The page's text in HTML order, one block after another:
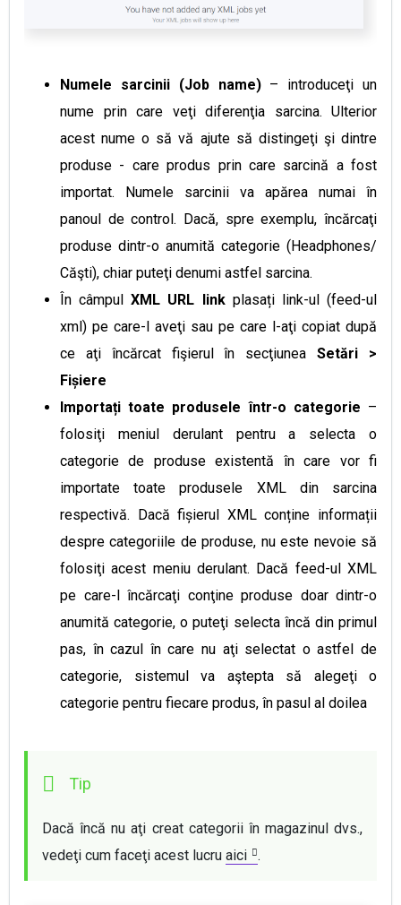
Numele sarcinii (Job name)– introduceţi un
nume prin care veţi diferenţia sarcina. Ulterior
acest nume o să vă ajute să distingeţi şi dintre
produse - care produs prin care sarcină a fost
importat. Numele sarcinii va apărea numai în
panoul de control. Dacă, spre exemplu, încărcaţi
produse dintr-o anumită categorie (Headphones/
Căşti), chiar puteţi denumi astfel sarcina.
În câmpul
XML URL linkplasați link-ul (feed-ul
xml) pe care-l aveţi sau pe care l-aţi copiat după
ce aţi încărcat fişierul în secţiuneaSetări >
Fișiere
Importați toate produsele într-o categorie –
folosiţi meniul derulant pentru a selecta o
categorie de produse existentă în care vor fi
importate toate produsele XML din sarcina
respectivă. Dacă fișierul XML conține informații
despre categoriile de produse, nu este nevoie să
folosiţi acest meniu derulant. Dacă feed-ul XML
pe care-l încărcaţi conţine produse doar dintr-o
anumită categorie, o puteţi selecta încă din primul
pas, în cazul în care nu aţi selectat o astfel de
categorie, sistemul va aştepta să alegeţi o
categorie pentru fiecare produs, în pasul al doilea
Dacă încă nu aţi creat categorii în magazinul dvs.,
vedeţi cum faceţi acest lucru aici .